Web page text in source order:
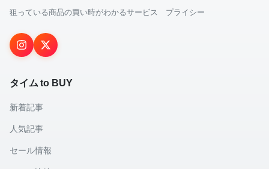
狙っている商品の買い時がわかるサービス プライシー
タイム to BUY
新着記事
人気記事
セール情報